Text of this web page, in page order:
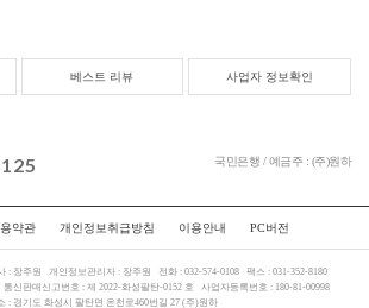
베스트 리뷰 사업자 정보확인
국민은행 / 예금주 : (주)원하
약관 개인정보취급방침 이용안내 PC버전
: 장주원 개인정보관리자 : 장주원 전화 : 032-574-0108 팩스 : 031-352-8180
통신판매신고번호 : 제 2022-화성팔탄-0152 호 사업자등록번호 : 180-81-00998
: 경기도 화성시 팔탄면 온천로460번길 27 (주)원하